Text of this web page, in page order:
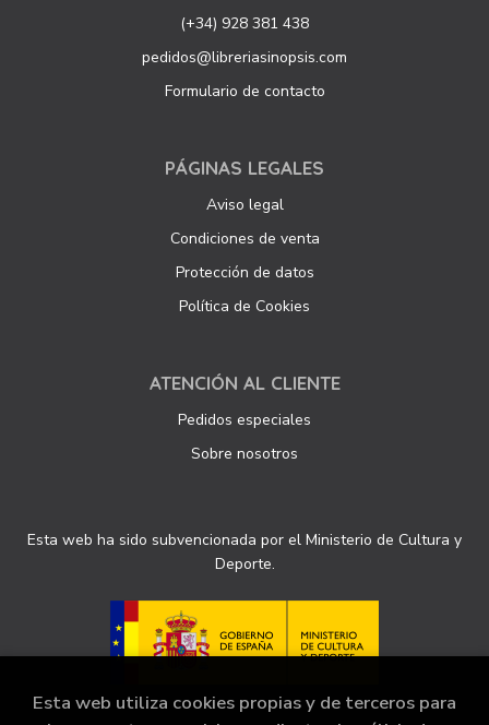
(+34) 928 381 438
pedidos@libreriasinopsis.com
Formulario de contacto
PÁGINAS LEGALES
Aviso legal
Condiciones de venta
Protección de datos
Política de Cookies
ATENCIÓN AL CLIENTE
Pedidos especiales
Sobre nosotros
Esta web ha sido subvencionada por el Ministerio de Cultura y
Deporte.
Esta web utiliza cookies propias y de terceros para